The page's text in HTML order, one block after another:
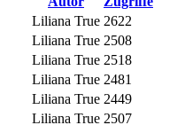
Liliana True 2622
Liliana True 2508
Liliana True 2518
Liliana True 2481
Liliana True 2449
Liliana True 2507